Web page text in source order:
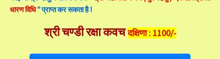
धारण विधि" प्राप्त कर सकता है !
श्री चण्डी रक्षा कवच दक्षिणा : 1100/-